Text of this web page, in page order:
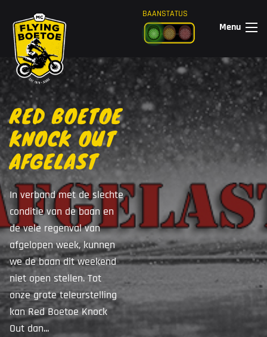
BAANSTATUS
Menu
RED BOETOE
KNOCK OUT
AFGELAST
In verband met de slechte
conditie van de baan en
de vele regenval van
afgelopen week, kunnen
we de baan dit weekend
niet open stellen. Tot
onze grote teleurstelling
kan Red Boetoe Knock
Out dan...